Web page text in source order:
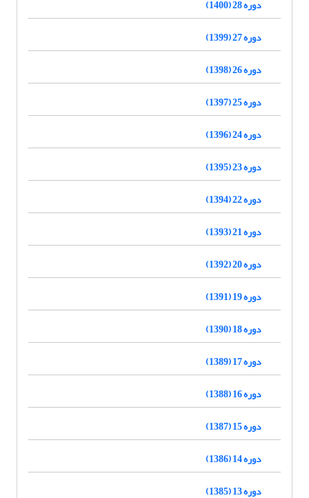
دوره 28 (1400)
دوره 27 (1399)
دوره 26 (1398)
دوره 25 (1397)
دوره 24 (1396)
دوره 23 (1395)
دوره 22 (1394)
دوره 21 (1393)
دوره 20 (1392)
دوره 19 (1391)
دوره 18 (1390)
دوره 17 (1389)
دوره 16 (1388)
دوره 15 (1387)
دوره 14 (1386)
دوره 13 (1385)